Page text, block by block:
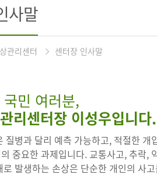
사말
관리센터 센터장 인사말
민 여러분,
리센터장 이성우입니다.
병과 달리 예측 가능하고, 적절한 개
중요한 과제입니다. 교통사고, 추락,
발생하는 손상은 단순한 개인의 사